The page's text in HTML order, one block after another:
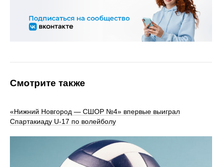
Смотрите также
«Нижний Новгород — СШОР №4» впервые выиграл
Спартакиаду U‑17 по волейболу